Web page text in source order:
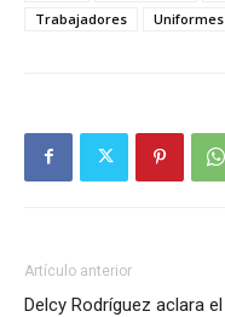
Trabajadores
Uniformes
Artículo anterior
Delcy Rodríguez aclara el